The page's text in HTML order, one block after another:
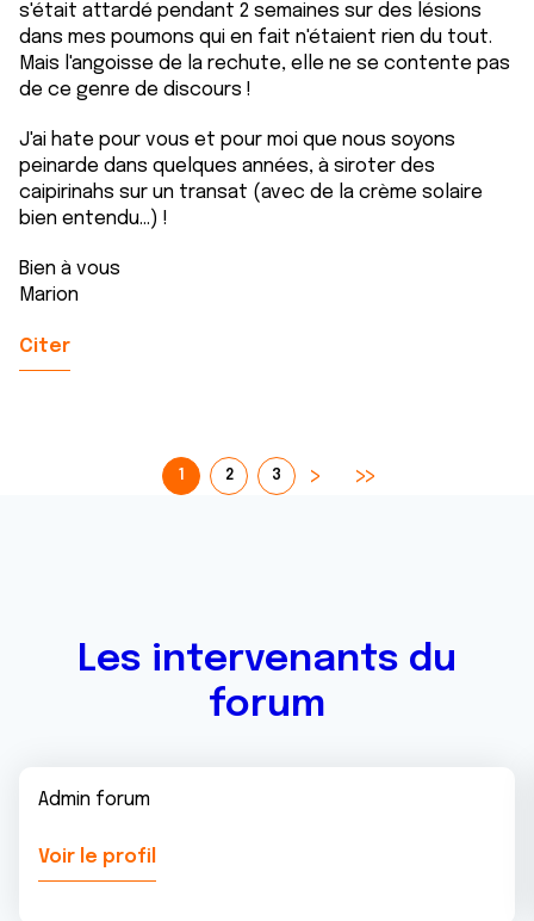
s'était attardé pendant 2 semaines sur des lésions
dans mes poumons qui en fait n'étaient rien du tout.
Mais l'angoisse de la rechute, elle ne se contente pas
de ce genre de discours !
J'ai hate pour vous et pour moi que nous soyons
peinarde dans quelques années, à siroter des
caipirinahs sur un transat (avec de la crème solaire
bien entendu...) !
Bien à vous
Marion
Citer
1 2 3
Les intervenants du
forum
Admin forum
Voir le profil